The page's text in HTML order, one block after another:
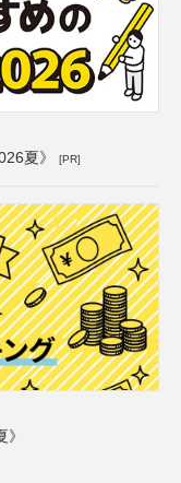
夏》 [PR]